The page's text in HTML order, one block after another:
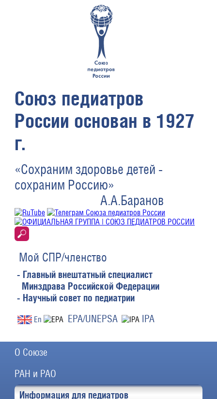
Союз педиатров
России основан в 1927
г.
«Сохраним здоровье детей -
сохраним Россию»
А.А.Баранов
Мой СПР/членство
- Главный внештатный специалист
Минздрава Российской Федерации
- Научный совет по педиатрии
En EPA/UNEPSA IPA
О Союзе
РАН и РАО
Информация для педиатров